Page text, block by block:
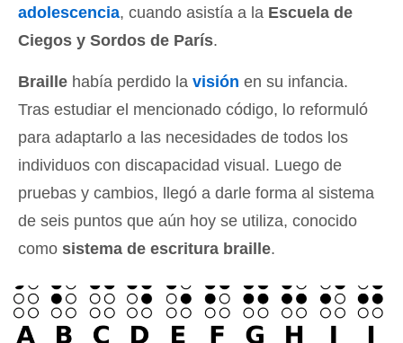
adolescencia, cuando asistía a la Escuela de
Ciegos y Sordos de París.
Braille había perdido la visión en su infancia.
Tras estudiar el mencionado código, lo reformuló
para adaptarlo a las necesidades de todos los
individuos con discapacidad visual. Luego de
pruebas y cambios, llegó a darle forma al sistema
de seis puntos que aún hoy se utiliza, conocido
como sistema de escritura braille.